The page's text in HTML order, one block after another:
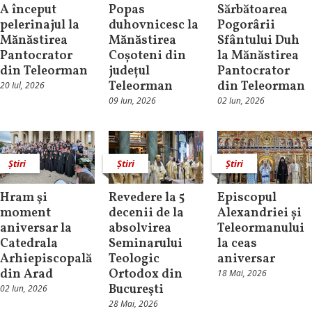
A început
pelerinajul la
Mănăstirea
Pantocrator
din Teleorman
20 Iul, 2026
Popas
duhovnicesc la
Mănăstirea
Coșoteni din
județul
Teleorman
09 Iun, 2026
Sărbătoarea
Pogorârii
Sfântului Duh
la Mănăstirea
Pantocrator
din Teleorman
02 Iun, 2026
Știri
Hram şi
moment
aniversar la
Catedrala
Arhiepiscopală
din Arad
02 Iun, 2026
Știri
Revedere la 5
decenii de la
absolvirea
Seminarului
Teologic
Ortodox din
Bucureşti
28 Mai, 2026
Știri
Episcopul
Alexandriei și
Teleormanului
la ceas
aniversar
18 Mai, 2026